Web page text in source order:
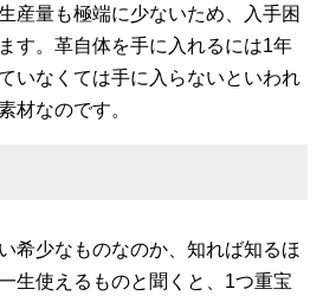
産量も極端に少ないため、入手困
す。革自体を手に入れるには1年
いなくては手に入らないといわれ
材なのです。
希少なものなのか、知れば知るほ
生使えるものと聞くと、1つ重宝